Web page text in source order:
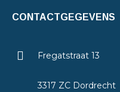
CONTACTGEGEVENS
Fregatstraat 13
3317 ZC Dordrecht